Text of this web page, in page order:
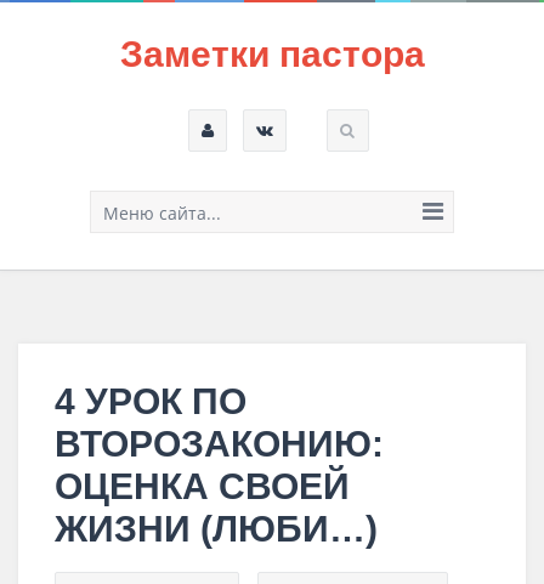
Заметки пастора
Меню сайта...
4 УРОК ПО
ВТОРОЗАКОНИЮ:
ОЦЕНКА СВОЕЙ
ЖИЗНИ (ЛЮБИ…)